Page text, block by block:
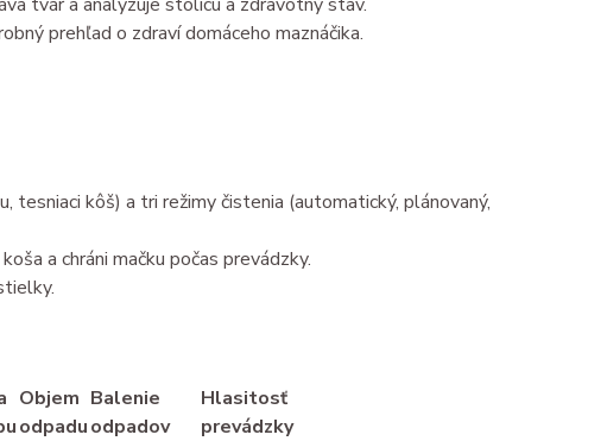
prehľad o zdraví domáceho maznáčika.
tesniaci kôš) a tri režimy čistenia (automatický, plánovaný,
a chráni mačku počas prevádzky.
Objem
odpadu
Balenie
odpadov
Hlasitosť
prevádzky